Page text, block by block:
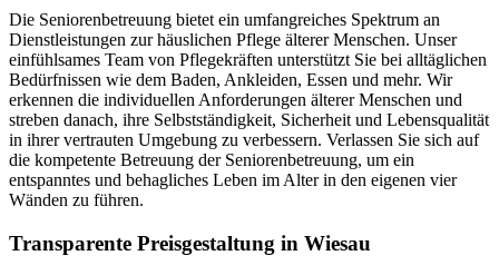
Die Seniorenbetreuung bietet ein umfangreiches Spektrum an
Dienstleistungen zur häuslichen Pflege älterer Menschen. Unser
einfühlsames Team von Pflegekräften unterstützt Sie bei alltäglichen
Bedürfnissen wie dem Baden, Ankleiden, Essen und mehr. Wir
erkennen die individuellen Anforderungen älterer Menschen und
streben danach, ihre Selbstständigkeit, Sicherheit und Lebensqualität
in ihrer vertrauten Umgebung zu verbessern. Verlassen Sie sich auf
die kompetente Betreuung der Seniorenbetreuung, um ein
entspanntes und behagliches Leben im Alter in den eigenen vier
Wänden zu führen.
Transparente Preisgestaltung in Wiesau